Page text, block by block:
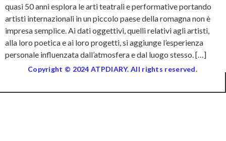
quasi 50 anni esplora le arti teatrali e performative portando
artisti internazionali in un piccolo paese della romagna non è
impresa semplice. Ai dati oggettivi, quelli relativi agli artisti,
alla loro poetica e ai loro progetti, si aggiunge l’esperienza
personale influenzata dall’atmosfera e dal luogo stesso. […]
Copyright © 2024 ATPDIARY. All rights reserved.